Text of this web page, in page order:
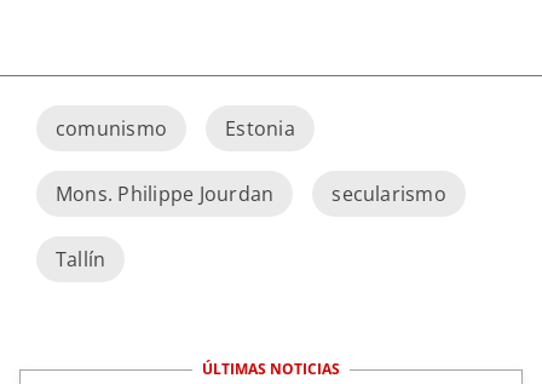
comunismo Estonia
Mons. Philippe Jourdan secularismo
Tallín
ÚLTIMAS NOTICIAS